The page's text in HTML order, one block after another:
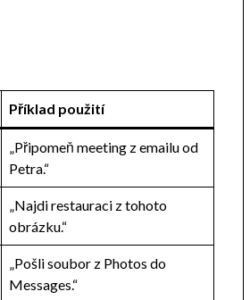
Příklad použití
„Připomeň meeting z emailu od
Petra.“
„Najdi restauraci z tohoto
obrázku.“
„Pošli soubor z Photos do
Messages.“